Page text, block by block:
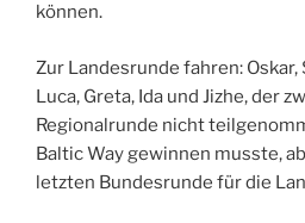
können.
Zur Landesrunde fahren: Oskar,
Luca, Greta, Ida und Jizhe, der
Regionalrunde nicht
Baltic Way gewinnen musste,
letzten Bundesrunde für die